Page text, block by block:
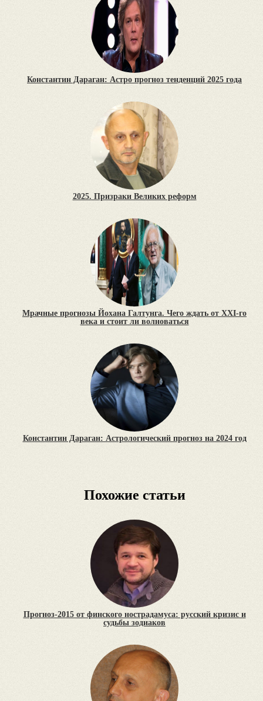
Константин Дараган: Астро прогноз тенденций 2025 года
2025. Призраки Великих реформ
Мрачные прогнозы Йохана Галтунга. Чего ждать от XXI-го
века и стоит ли волноваться
Константин Дараган: Астрологический прогноз на 2024 год
Похожие статьи
Прогноз-2015 от финского нострадамуса: русский кризис и
судьбы зодиаков